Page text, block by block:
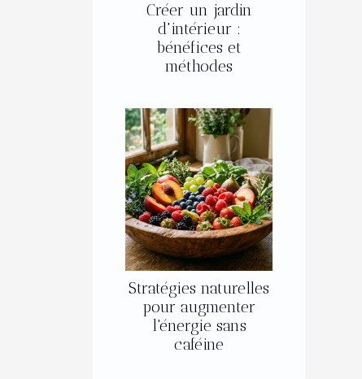
Créer un jardin
d'intérieur :
bénéfices et
méthodes
Stratégies naturelles
pour augmenter
l'énergie sans
caféine